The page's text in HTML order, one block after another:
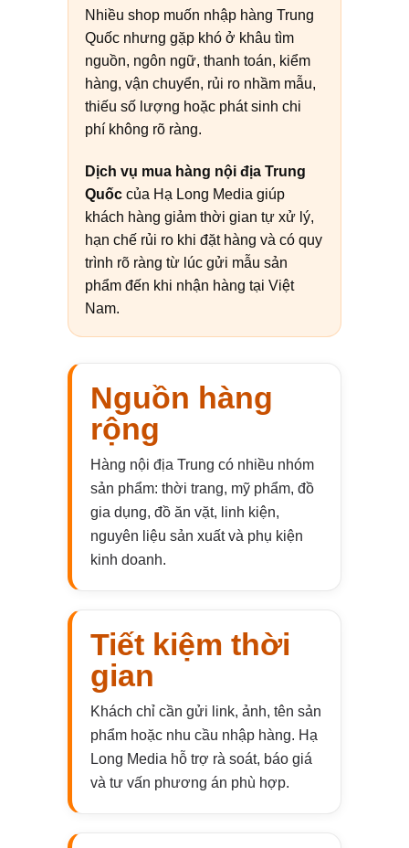
Nhiều shop muốn nhập hàng Trung
Quốc nhưng gặp khó ở khâu tìm
nguồn, ngôn ngữ, thanh toán, kiểm
hàng, vận chuyển, rủi ro nhầm mẫu,
thiếu số lượng hoặc phát sinh chi
phí không rõ ràng.
Dịch vụ mua hàng nội địa Trung
Quốc của Hạ Long Media giúp
khách hàng giảm thời gian tự xử lý,
hạn chế rủi ro khi đặt hàng và có quy
trình rõ ràng từ lúc gửi mẫu sản
phẩm đến khi nhận hàng tại Việt
Nam.
Nguồn hàng
rộng
Hàng nội địa Trung có nhiều nhóm
sản phẩm: thời trang, mỹ phẩm, đồ
gia dụng, đồ ăn vặt, linh kiện,
nguyên liệu sản xuất và phụ kiện
kinh doanh.
Tiết kiệm thời
gian
Khách chỉ cần gửi link, ảnh, tên sản
phẩm hoặc nhu cầu nhập hàng. Hạ
Long Media hỗ trợ rà soát, báo giá
và tư vấn phương án phù hợp.